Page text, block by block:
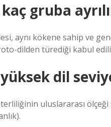
gruba
aynı kökene sahip ve
dilden türediği kabul
yüksek dil
uluslararası